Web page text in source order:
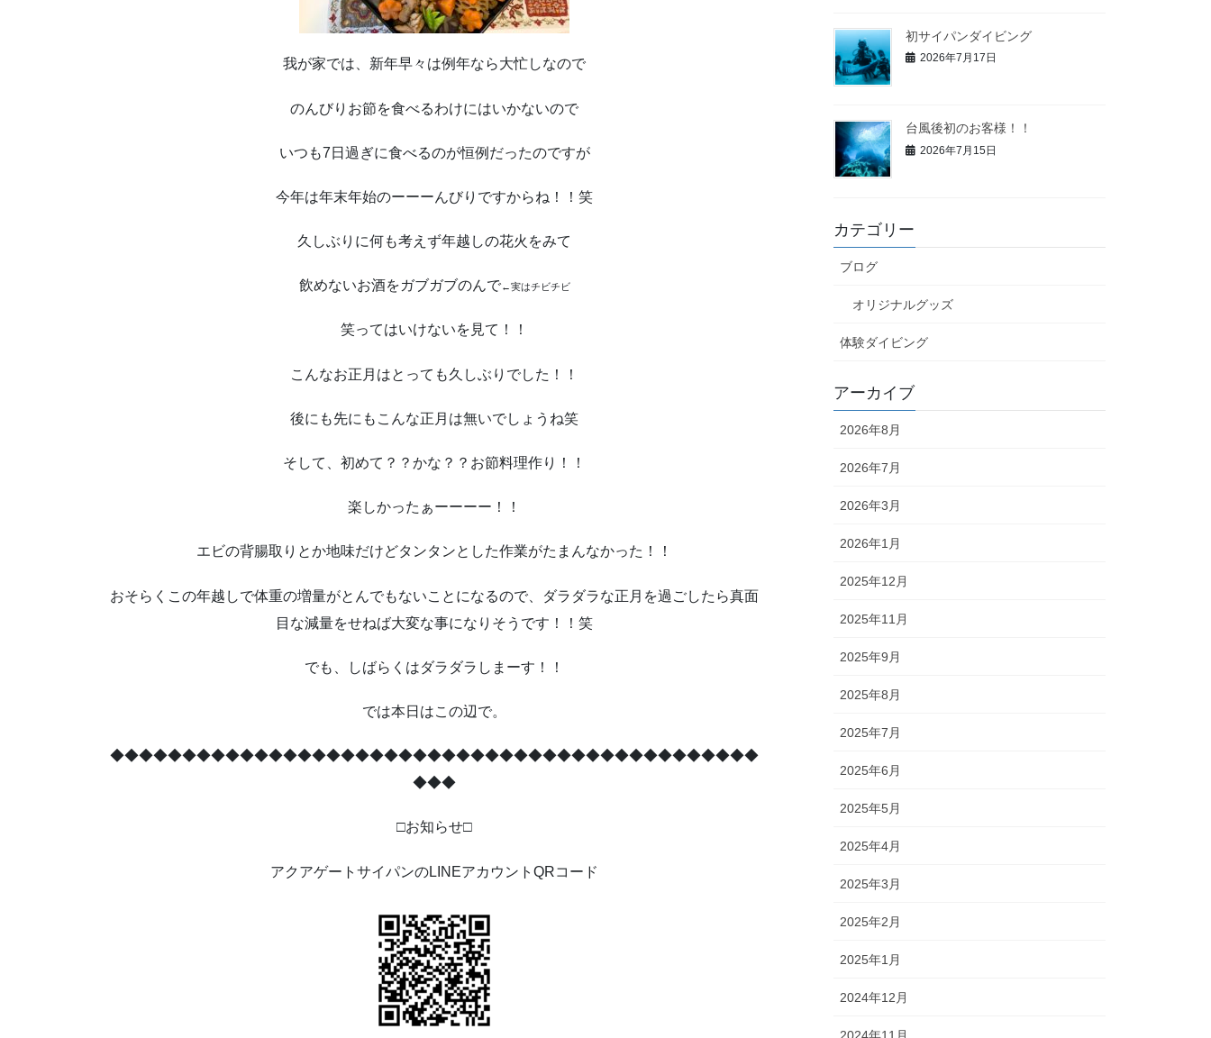
我が家では、新年早々は例年なら大忙しなので
のんびりお節を食べるわけにはいかないので
いつも7日過ぎに食べるのが恒例だったのですが
今年は年末年始のーーーんびりですからね！！笑
久しぶりに何も考えず年越しの花火をみて
飲めないお酒をガブガブのんで←実はチビチビ
笑ってはいけないを見て！！
こんなお正月はとっても久しぶりでした！！
後にも先にもこんな正月は無いでしょうね笑
そして、初めて？？かな？？お節料理作り！！
楽しかったぁーーーー！！
エビの背腸取りとか地味だけどタンタンとした作業がたまんなかった！！
おそらくこの年越しで体重の増量がとんでもないことになるので、ダラダラな正月を過ごしたら真面
目な減量をせねば大変な事になりそうです！！笑
でも、しばらくはダラダラしまーす！！
では本日はこの辺で。
◆◆◆◆◆◆◆◆◆◆◆◆◆◆◆◆◆◆◆◆◆◆◆◆◆◆◆◆◆◆◆◆◆◆◆◆◆◆◆◆◆◆◆◆◆
◆◆◆
□お知らせ□
アクアゲートサイパンのLINEアカウント QRコード
初サイパンダイビング
2026年7月17日
台風後初のお客様！！
2026年7月15日
カテゴリー
ブログ
オリジナルグッズ
体験ダイビング
アーカイブ
2026年8月
2026年7月
2026年3月
2026年1月
2025年12月
2025年11月
2025年9月
2025年8月
2025年7月
2025年6月
2025年5月
2025年4月
2025年3月
2025年2月
2025年1月
2024年12月